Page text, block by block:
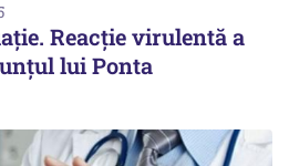
Reacție virulentă a
lui Ponta